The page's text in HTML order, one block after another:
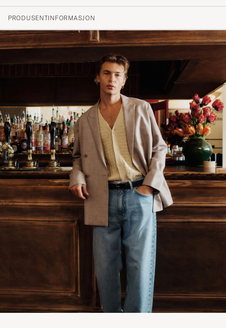
PRODUSENTINFORMASJON